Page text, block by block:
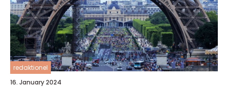
redaktionel
16. January 2024